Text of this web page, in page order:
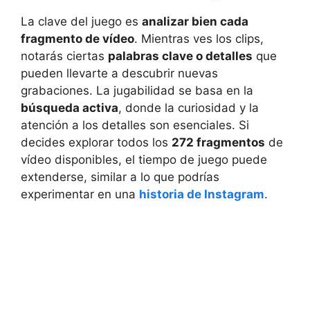
La clave del juego es analizar bien cada
fragmento de vídeo. Mientras ves los clips,
notarás ciertas palabras clave o detalles que
pueden llevarte a descubrir nuevas
grabaciones. La jugabilidad se basa en la
búsqueda activa, donde la curiosidad y la
atención a los detalles son esenciales. Si
decides explorar todos los 272 fragmentos de
vídeo disponibles, el tiempo de juego puede
extenderse, similar a lo que podrías
experimentar en una historia de Instagram.